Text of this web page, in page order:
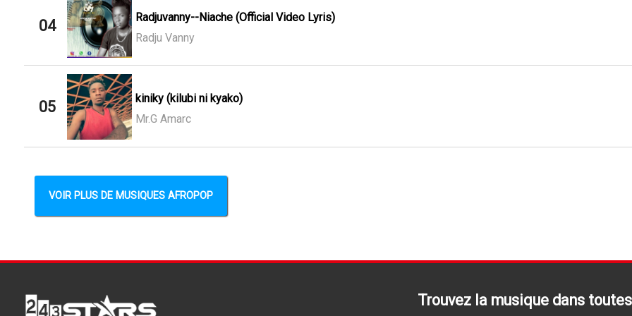
04
Radjuvanny--Niache (Official Video Lyris)
Radju Vanny
05
kiniky (kilubi ni kyako)
Mr.G Amarc
VOIR PLUS DE MUSIQUES AFROPOP
Trouvez la musique dans